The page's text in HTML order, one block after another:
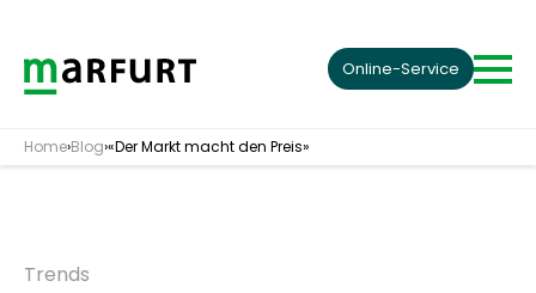
Online-Service
Home›Blog›«Der Markt macht den Preis»
Trends